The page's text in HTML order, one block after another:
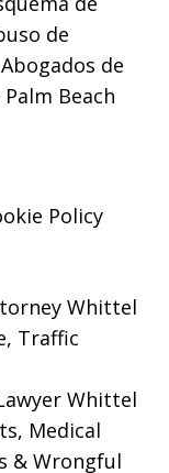
de
de
Beach
Policy
Whittel
Traffic
Whittel
Medical
& Wrongful